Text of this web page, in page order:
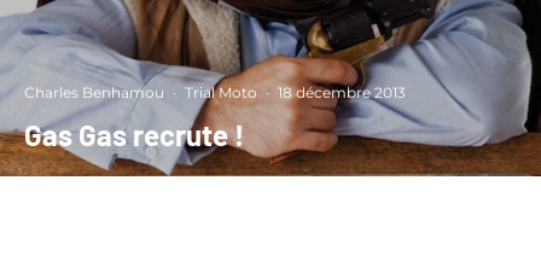
Charles Benhamou · Trial Moto · 18 décembre 2013
Gas Gas recrute !